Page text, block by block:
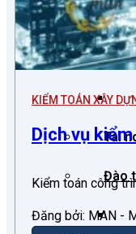
Tài
Đào
KIỂM TOÁN XÂY
Dịch vụ
Kiểm toán công
Đăng bởi: MAN -